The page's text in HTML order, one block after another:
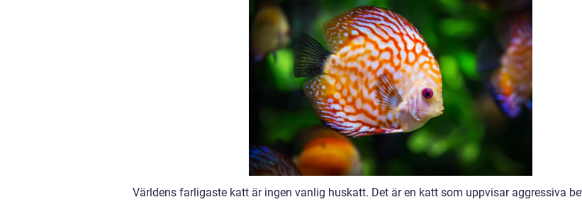
Världens farligaste katt är ingen vanlig huskatt. Det är en katt som uppvisar aggressiva